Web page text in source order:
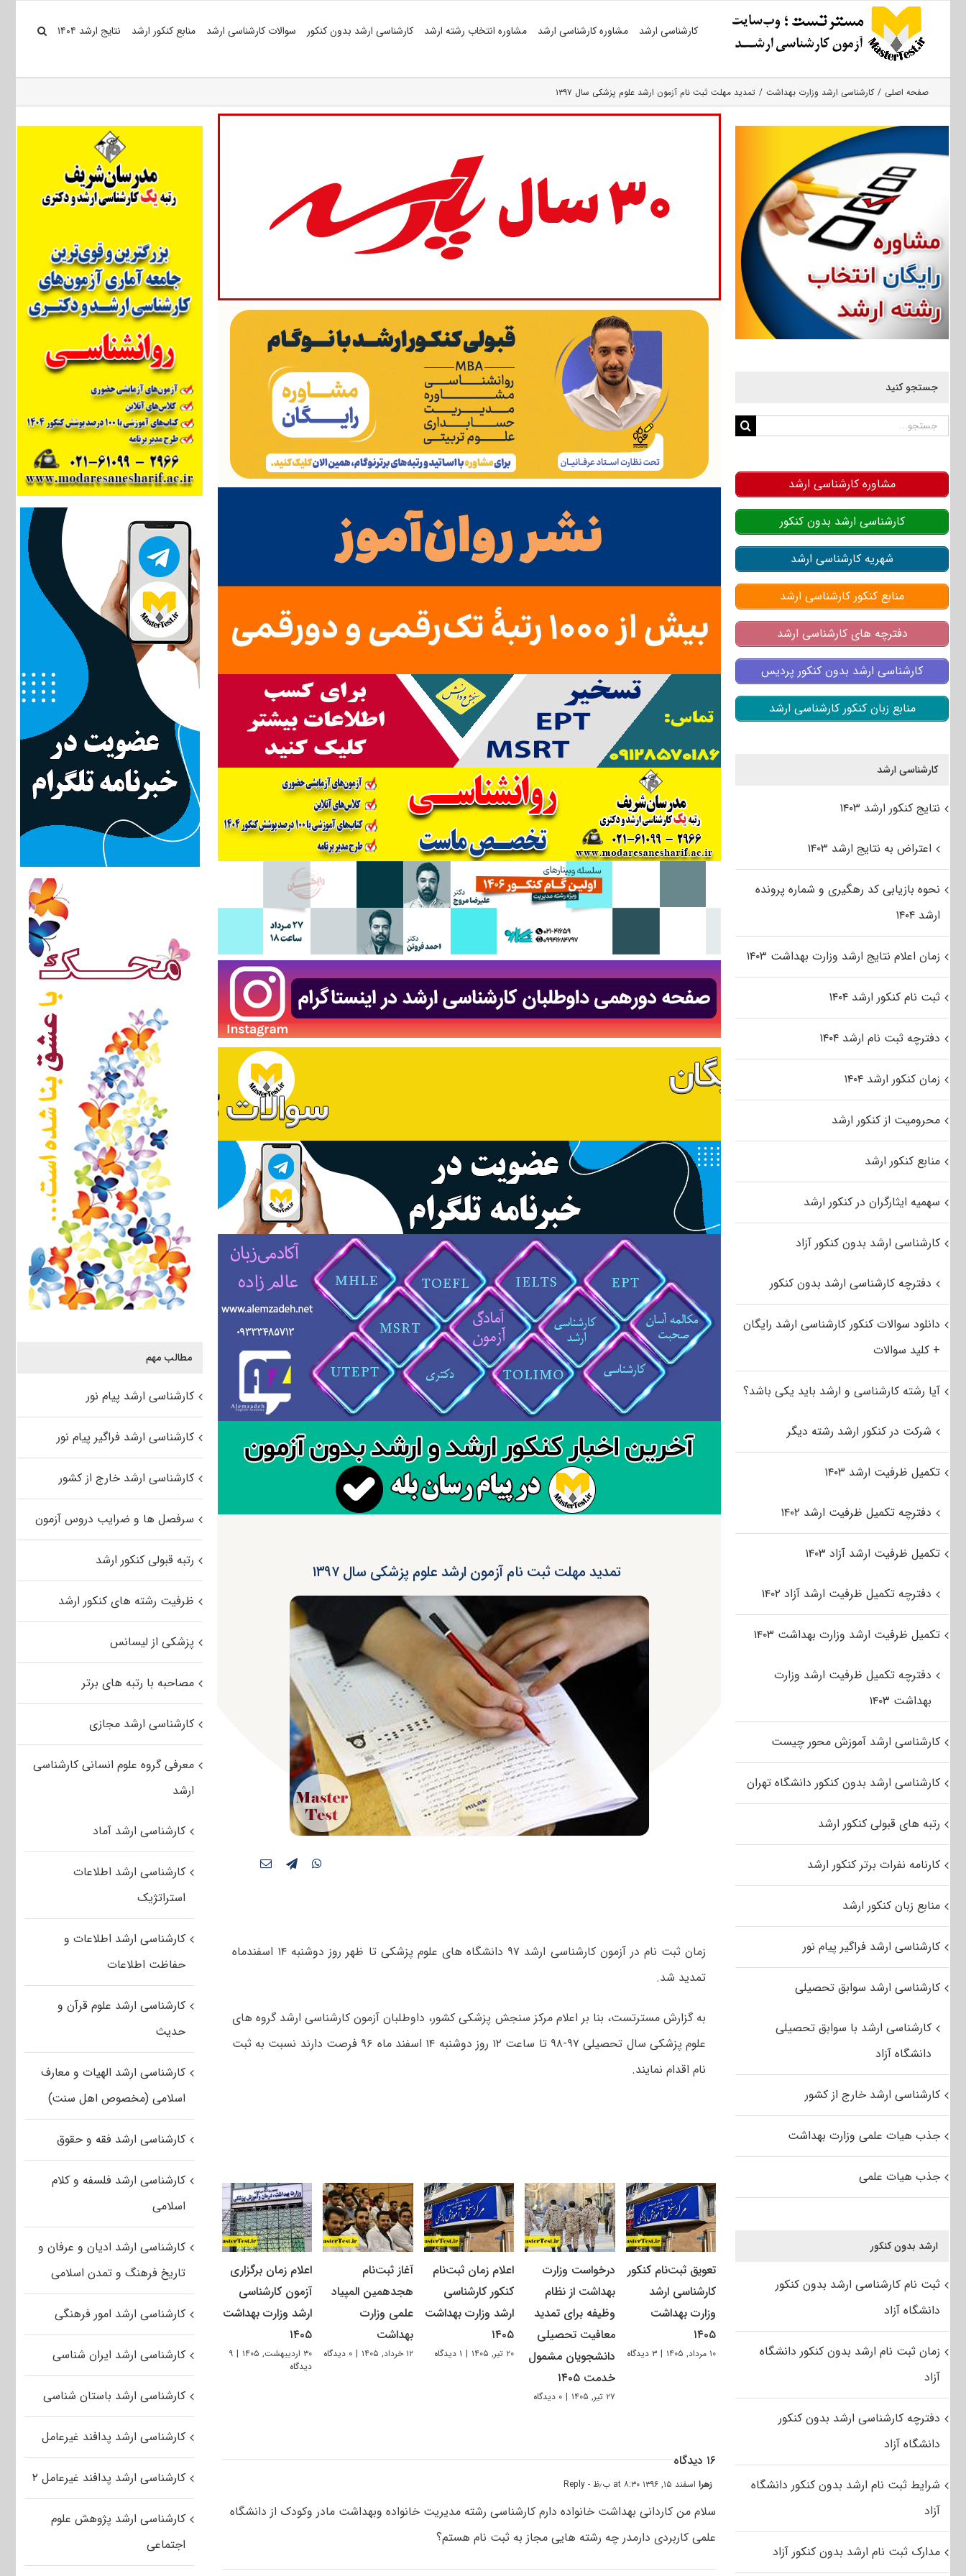
کارشناسی ارشد مشاوره کارشناسی ارشد مشاوره انتخاب رشته ارشد کارشناسی ارشد بدون کنکور سوالات کارشناسی ارشد منابع کنکور ارشد نتایج ارشد ۱۴۰۴
صفحه اصلی کارشناسی ارشد وزارت بهداشت تمدید مهلت ثبت نام آزمون ارشد علوم پزشکی سال ۱۳۹۷
تمدید مهلت ثبت نام آزمون ارشد علوم پزشکی سال ۱۳۹۷
زمان ثبت نام در آزمون کارشناسی ارشد ۹۷ دانشگاه های علوم پزشکی تا ظهر روز دوشنبه ۱۴ اسفندماه
تمدید شد.
به گزارش مسترتست، بنا بر اعلام مرکز سنجش پزشکی کشور، داوطلبان آزمون کارشناسی ارشد گروه های
علوم پزشکی سال تحصیلی ۹۷-۹۸ تا ساعت ۱۲ روز دوشنبه ۱۴ اسفند ماه ۹۶ فرصت دارند نسبت به ثبت
نام اقدام نمایند.
تعویق ثبت‌نام کنکور
کارشناسی ارشد
وزارت بهداشت
۱۴۰۵
۱۰ مرداد, ۱۴۰۵ | ۳ دیدگاه
درخواست وزارت
بهداشت از نظام
وظیفه برای تمدید
معافیت تحصیلی
دانشجویان مشمول
خدمت ۱۴۰۵
۲۷ تیر, ۱۴۰۵ | ۰ دیدگاه
اعلام زمان ثبت‌نام
کنکور کارشناسی
ارشد وزارت بهداشت
۱۴۰۵
۲۰ تیر, ۱۴۰۵ | ۱ دیدگاه
آغاز ثبت‌نام
هجدهمین المپیاد
علمی وزارت
بهداشت
۱۲ خرداد, ۱۴۰۵ | ۰ دیدگاه
اعلام زمان برگزاری
آزمون کارشناسی
ارشد وزارت بهداشت
۱۴۰۵
۳۰ اردیبهشت, ۱۴۰۵ | ۹
دیدگاه
۱۶ دیدگاه
زهرا اسفند ۱۵, ۱۳۹۶ at ۸:۳۰ ب٫ظ - Reply
سلام من کاردانی بهداشت خانواده دارم کارشناسی رشته مدیریت خانواده وبهداشت مادر وکودک از دانشگاه
علمی کاربردی دارمدر چه رشته هایی مجاز به ثبت نام هستم؟
مطالب مهم
کارشناسی ارشد پیام نور
کارشناسی ارشد فراگیر پیام نور
کارشناسی ارشد خارج از کشور
سرفصل ها و ضرایب دروس آزمون
رتبه قبولی کنکور ارشد
ظرفیت رشته های کنکور ارشد
پزشکی از لیسانس
مصاحبه با رتبه های برتر
کارشناسی ارشد مجازی
معرفی گروه علوم انسانی کارشناسی
ارشد
کارشناسی ارشد آماد
کارشناسی ارشد اطلاعات
استراتژیک
کارشناسی ارشد اطلاعات و
حفاظت اطلاعات
کارشناسی ارشد علوم قرآن و
حدیث
کارشناسی ارشد الهیات و معارف
اسلامی (مخصوص اهل سنت)
کارشناسی ارشد فقه و حقوق
کارشناسی ارشد فلسفه و کلام
اسلامی
کارشناسی ارشد ادیان و عرفان و
تاریخ فرهنگ و تمدن اسلامی
کارشناسی ارشد امور فرهنگی
کارشناسی ارشد ایران شناسی
کارشناسی ارشد باستان شناسی
کارشناسی ارشد پدافند غیرعامل
کارشناسی ارشد پدافند غیرعامل ۲
کارشناسی ارشد پژوهش علوم
اجتماعی
جستجو کنید
جستجو
مشاوره کارشناسی ارشد
کارشناسی ارشد بدون کنکور
شهریه کارشناسی ارشد
منابع کنکور کارشناسی ارشد
دفترچه های کارشناسی ارشد
کارشناسی ارشد بدون کنکور پردیس
منابع زبان کنکور کارشناسی ارشد
کارشناسی ارشد
نتایج کنکور ارشد ۱۴۰۳
اعتراض به نتایج ارشد ۱۴۰۳
نحوه بازیابی کد رهگیری و شماره پرونده
ارشد ۱۴۰۴
زمان اعلام نتایج ارشد وزارت بهداشت ۱۴۰۳
ثبت نام کنکور ارشد ۱۴۰۴
دفترچه ثبت نام ارشد ۱۴۰۴
زمان کنکور ارشد ۱۴۰۴
محرومیت از کنکور ارشد
منابع کنکور ارشد
سهمیه ایثارگران در کنکور ارشد
کارشناسی ارشد بدون کنکور آزاد
دفترچه کارشناسی ارشد بدون کنکور
دانلود سوالات کنکور کارشناسی ارشد رایگان
+ کلید سوالات
آیا رشته کارشناسی و ارشد باید یکی باشد؟
شرکت در کنکور ارشد رشته دیگر
تکمیل ظرفیت ارشد ۱۴۰۳
دفترچه تکمیل ظرفیت ارشد ۱۴۰۲
تکمیل ظرفیت ارشد آزاد ۱۴۰۳
دفترچه تکمیل ظرفیت ارشد آزاد ۱۴۰۲
تکمیل ظرفیت ارشد وزارت بهداشت ۱۴۰۳
دفترچه تکمیل ظرفیت ارشد وزارت
بهداشت ۱۴۰۳
کارشناسی ارشد آموزش محور چیست
کارشناسی ارشد بدون کنکور دانشگاه تهران
رتبه های قبولی کنکور ارشد
کارنامه نفرات برتر کنکور ارشد
منابع زبان کنکور ارشد
کارشناسی ارشد فراگیر پیام نور
کارشناسی ارشد سوابق تحصیلی
کارشناسی ارشد با سوابق تحصیلی
دانشگاه آزاد
کارشناسی ارشد خارج از کشور
جذب هیات علمی وزارت بهداشت
جذب هیات علمی
ارشد بدون کنکور
ثبت نام کارشناسی ارشد بدون کنکور
دانشگاه آزاد
زمان ثبت نام ارشد بدون کنکور دانشگاه
آزاد
دفترچه کارشناسی ارشد بدون کنکور
دانشگاه آزاد
شرایط ثبت نام ارشد بدون کنکور دانشگاه
آزاد
مدارک ثبت نام ارشد بدون کنکور آزاد